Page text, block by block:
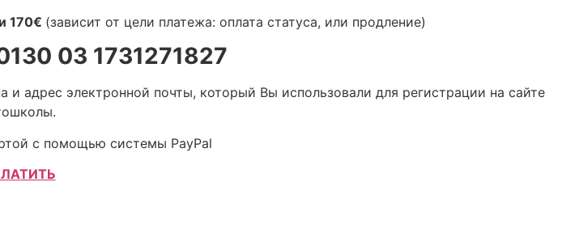
170€ (зависит от цели платежа: оплата статуса, или продление)
03 1731271827
адрес электронной почты, который Bы использовали для регистрации на сайте
с помощью системы PayPal